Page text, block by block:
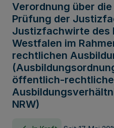
Verordnung über
Prüfung der
Justizfachwirte des
Westfalen im
rechtlichen
öffentlich-
NRW)